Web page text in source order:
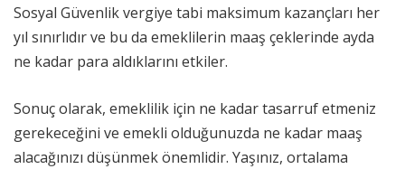
Sosyal Güvenlik vergiye tabi maksimum kazançları her
yıl sınırlıdır ve bu da emeklilerin maaş çeklerinde ayda
ne kadar para aldıklarını etkiler.
Sonuç olarak, emeklilik için ne kadar tasarruf etmeniz
gerekeceğini ve emekli olduğunuzda ne kadar maaş
alacağınızı düşünmek önemlidir. Yaşınız, ortalama